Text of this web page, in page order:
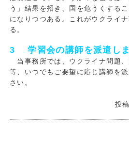
う」結果を招き、国を危うくする
になりつつある。これがウクライ
る。
3 学習会の講師を派遣しま
当事務所では、ウクライナ問題
等、いつでもご要望に応じ講師を
さい。
投